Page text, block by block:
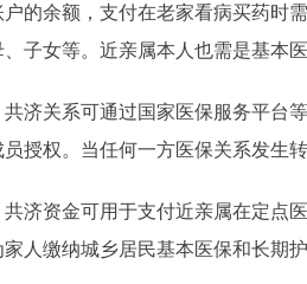
户的余额，支付在老家看病买药时
、子女等。近亲属本人也需是基本
关系可通过国家医保服务平台等
员授权。当任何一方医保关系发生
资金可用于支付近亲属在定点医
家人缴纳城乡居民基本医保和长期